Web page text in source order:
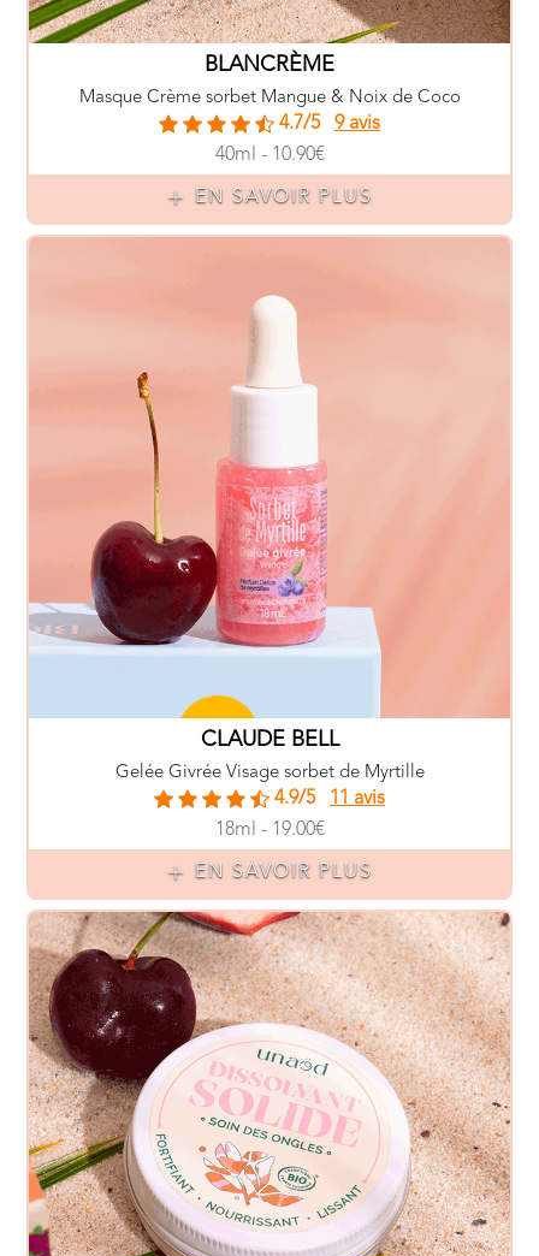
BLANCRÈME
Masque Crème sorbet Mangue & Noix de Coco
4.7/5
9 avis
40ml - 10.90€
EN SAVOIR PLUS
CLAUDE BELL
Gelée Givrée Visage sorbet de Myrtille
4.9/5
11 avis
18ml - 19.00€
EN SAVOIR PLUS